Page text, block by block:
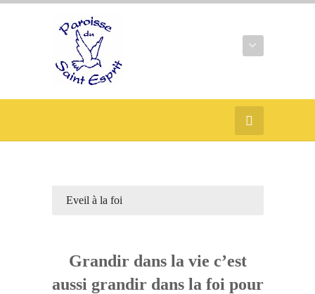
Eveil à la foi
Grandir dans la vie c’est
aussi grandir dans la foi pour